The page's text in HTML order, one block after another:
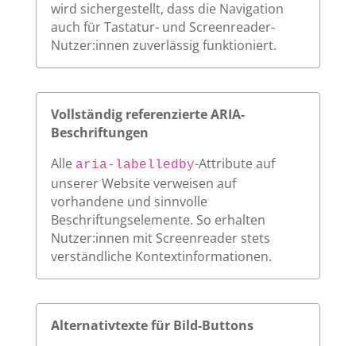
wird sichergestellt, dass die Navigation
auch für Tastatur- und Screenreader-
Nutzer:innen zuverlässig funktioniert.
Vollständig referenzierte ARIA-
Beschriftungen
Alle aria-labelledby-Attribute auf
unserer Website verweisen auf
vorhandene und sinnvolle
Beschriftungselemente. So erhalten
Nutzer:innen mit Screenreader stets
verständliche Kontextinformationen.
Alternativtexte für Bild-Buttons